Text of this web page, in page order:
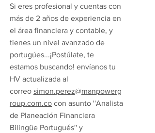
Si eres profesional y cuentas con
más de 2 años de experiencia en
el área financiera y contable, y
tienes un nivel avanzado de
portugúes...¡Postúlate, te
estamos buscando! envíanos tu
HV actualizada al
correo simon.perez@manpowerg
roup.com.co con asunto ''Analista
de Planeación Financiera
Bilingüe Portugués'' y